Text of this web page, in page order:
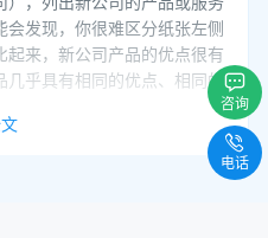
发现，你很难区分纸张左侧
来，新公司产品的优点很有
乎具有相同的优点、相同的
你的潜在客户和老客户后会怎
天都在这么做。潜在客户已经
咨询
电话